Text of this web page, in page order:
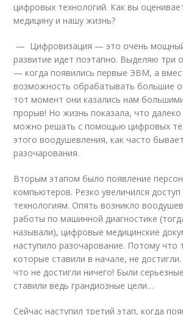
цифровых технологий. Как вы
медицину и нашу жизнь?
— Цифровизация — это очень мощный
развитие идет поэтапно. Выделяю три
— когда появились первые ЭВМ, а
возможность обрабатывать большие
тот момент они казались нам
прорыв! Но жизнь показала, что далеко
можно решать с помощью цифровых
этого воодушевления, как часто
разочарования.
Вторым этапом было появление
компьютеров. Резко увеличился
технологиям. Опять возникло
работы по машинной диагностике
называли), цифровые медицинские
наступило разочарование. Потому что
которые ставили в начале, не
что не достигли ничего! Были
ставили ведь грандиозные цели…
Сейчас наступил третий этап, когда